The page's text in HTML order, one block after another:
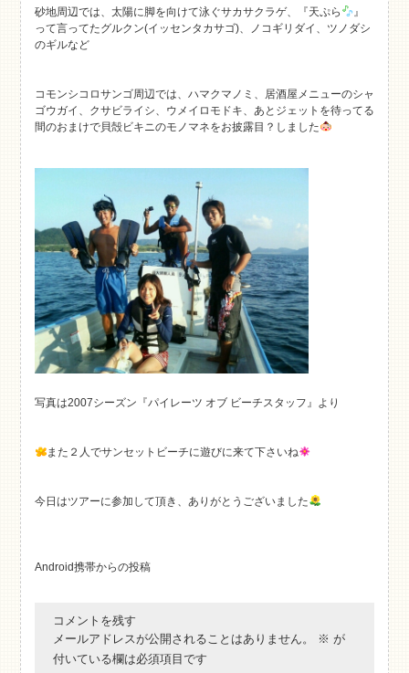
砂地周辺では、太陽に脚を向けて泳ぐサカサクラゲ、『天ぷら
』
って言ってたグルクン(イッセンタカサゴ)、ノコギリダイ、ツノダシ
のギルなど
コモンシコロサンゴ周辺では、ハマクマノミ、居酒屋メニューのシャ
ゴウガイ、クサビライシ、ウメイロモドキ、あとジェットを待ってる
間のおまけで貝殻ビキニのモノマネをお披露目？しました
写真は2007シーズン『パイレーツ オブ ビーチスタッフ』より
また２人でサンセットビーチに遊びに来て下さいね
今日はツアーに参加して頂き、ありがとうございました
Android携帯からの投稿
コメントを残す
メールアドレスが公開されることはありません。
※ が
付いている欄は必須項目です